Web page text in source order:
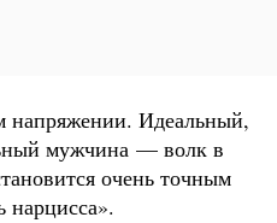
напряжении. Идеальный,
мужчина — волк в
очень точным
нарцисса».